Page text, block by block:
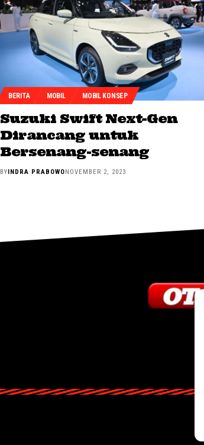
BERITA MOBIL MOBIL KONSEP
Suzuki Swift Next-Gen
Dirancang untuk
Bersenang-senang
BY INDRA PRABOWO NOVEMBER 2, 2023